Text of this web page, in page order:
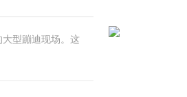
型蹦迪现场。这